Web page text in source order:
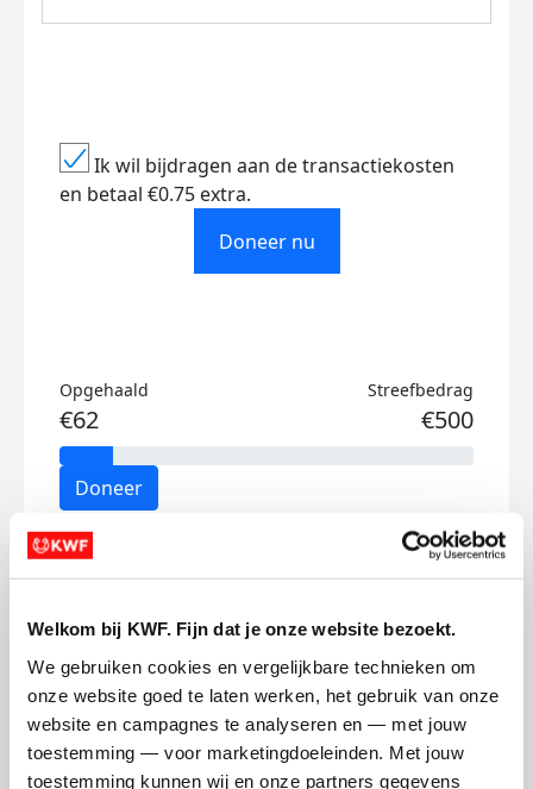
Welkom bij KWF. Fijn dat je onze website bezoekt.
We gebruiken cookies en vergelijkbare technieken om
onze website goed te laten werken, het gebruik van onze
website en campagnes te analyseren en — met jouw
toestemming — voor marketingdoeleinden. Met jouw
toestemming kunnen wij en onze partners gegevens
Ik wil bijdragen aan de transactiekosten
en betaal €0.75 extra.
Doneer nu
Opgehaald
€62
Streefbedrag
€500
Doneer